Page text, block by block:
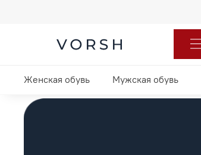
Женская обувь Мужская обувь